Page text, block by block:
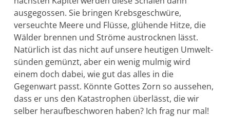
ausgegossen. Sie brin­gen Krebsgeschwüre,
verseuchte Meere und Flüsse, glühende Hitze, die
Wälder brennen und Ströme austrocknen lässt.
Natürlich ist das nicht auf unsere heutigen Umwelt­
sünden gemünzt, aber ein wenig mulmig wird
einem doch dabei, wie gut das alles in die
Gegenwart passt. Könnte Gottes Zorn so aussehen,
dass er uns den Katastro­phen überlässt, die wir
selber heraufbeschworen haben? Ich frag nur mal!